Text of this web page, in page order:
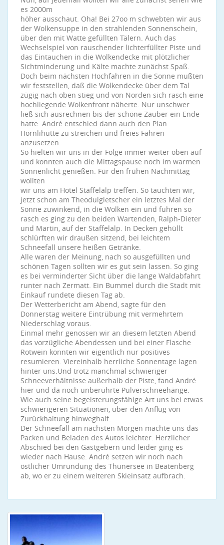
es 2000m
höher ausschaut. Oha! Bei 27oo m schwebten wir aus
der Wolkensuppe in den strahlenden Sonnenschein,
über den mit Watte gefüllten Tälern. Auch das
Wechselspiel von rauschender lichterfüllter Piste und
das Eintauchen in die Wolkendecke mit plötzlicher
Sichtminderung und Kälte machte zunächst Spaß.
Doch beim nächsten Hochfahren in die Sonne mußten
wir feststellen, daß die Wolkendecke über dem Tal
zügig nach oben stieg und von Norden sich rasch eine
hochliegende Wolkenfront näherte. Nur unschwer
ließ sich ausrechnen bis der schöne Zauber ein Ende
hatte. André entschied dann auch den Plan
Hörnlihütte zu streichen und freies Fahren
anzusetzen.
So hielten wir uns in der Folge immer weiter oben auf
und konnten auch die Mittagspause noch im warmen
Sonnenlicht genießen. Für den frühen Nachmittag
wollten
wir uns am Hotel Staffelalp treffen. So tauchten wir,
jetzt schon am Theodulgletscher ein letztes Mal der
Sonne zuwinkend, in die Wolken ein und fuhren so
rasch es ging zu den beiden Wartenden, Ralph-Dieter
und Martin, auf der Staffelalp. In Decken gehüllt
schlürften wir draußen sitzend, bei leichtem
Schneefall unsere heißen Getränke.
Alle waren der Meinung, nach so ausgefüllten und
schönen Tagen sollten wir es gut sein lassen. So ging
es bei verminderter Sicht über die lange Waldabfahrt
runter nach Zermatt. Ein Bummel durch die Stadt mit
Einkauf rundete diesen Tag ab.
Der Wetterbericht am Abend, sagte für den
Donnerstag weitere Eintrübung mit vermehrtem
Niederschlag voraus.
Einmal mehr genossen wir an diesem letzten Abend
das vorzügliche Abendessen und bei einer Flasche
Rotwein konnten wir eigentlich nur positives
resumieren. Viereinhalb herrliche Sonnentage lagen
hinter uns.Und trotz manchmal schwieriger
Schneeverhältnisse außerhalb der Piste, fand André
hier und da noch unberührte Pulverschneehänge.
Wie auch seine begeisterungsfähige Art uns bei etwas
schwierigeren Situationen, über den Anflug von
Zurückhaltung hinweghalf.
Der Schneefall am nächsten Morgen machte uns das
Packen und Beladen des Autos leichter. Herzlicher
Abschied bei den Gastgebern und leider ging es
wieder nach Hause. André setzen wir noch nach
östlicher Umrundung des Thunersee in Beatenberg
ab, wo er zu einem weiteren Skieinsatz aufbrach.